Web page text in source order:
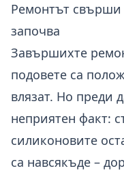
Ремонтът свърши
започва
Завършихте
подовете са
влязат. Но преди
неприятен факт:
силиконовите
са навсякъде –